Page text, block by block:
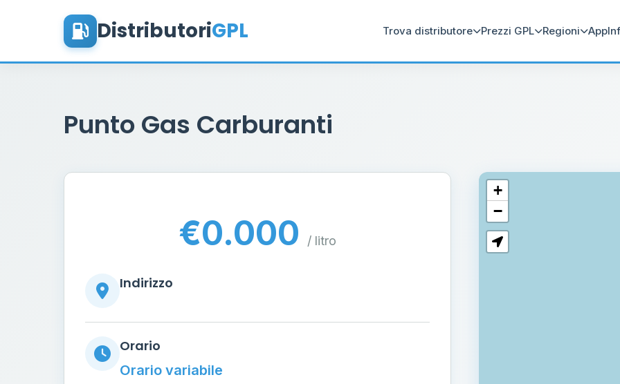
DistributoriGPL Trova distributore Prezzi GPL Regioni App
Punto Gas Carburanti
€0.000 / litro
Indirizzo
Orario
Orario variabile
+
−